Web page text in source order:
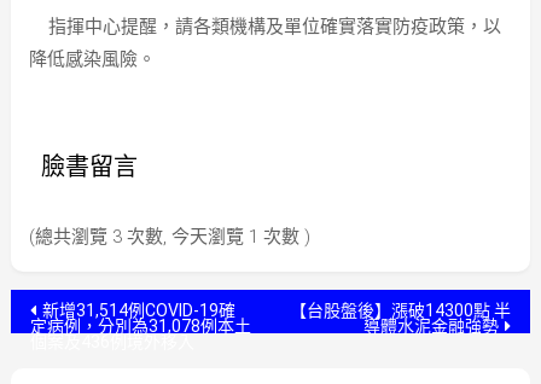
指揮中心提醒，請各類機構及單位確實落實防疫政策，以
降低感染風險。
臉書留言
(總共瀏覽 3 次數, 今天瀏覽 1 次數 )
文新增31,514例COVID-19確
定病例，分別為31,078例本土
【台股盤後】漲破14300點 半
導體水泥金融強勢